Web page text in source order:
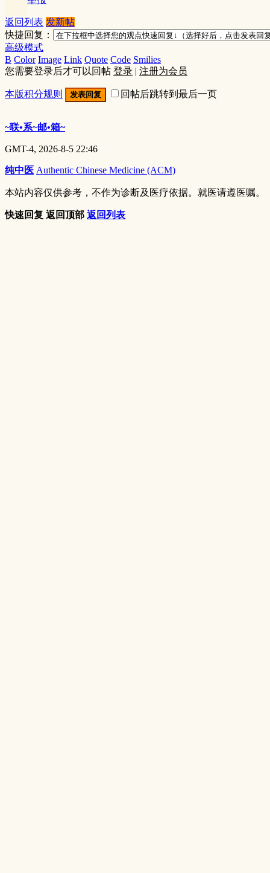
返回列表 发新帖
快捷回复：
高级模式
B Color Image Link Quote Code Smilies
您需要登录后才可以回帖 登录 | 注册为会员
本版积分规则 发表回复 回帖后跳转到最后一页
~联•系~邮•箱~
GMT-4, 2026-8-5 22:46
纯中医 Authentic Chinese Medicine (ACM)
本站内容仅供参考，不作为诊断及医疗依据。就医请遵医嘱。
快速回复 返回顶部 返回列表